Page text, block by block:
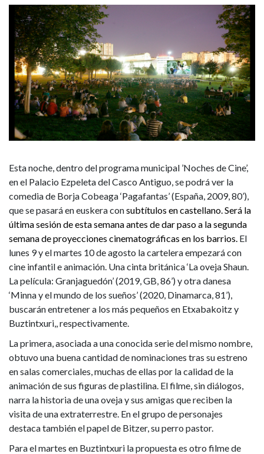
como
contexto,
dan
inicio
a
la
segunda
semana
de
‘Noches
de
Cine’
Esta noche, dentro del programa municipal ’Noches de Cine’,
en el Palacio Ezpeleta del Casco Antiguo, se podrá ver la
comedia de Borja Cobeaga ‘Pagafantas’ (España, 2009, 80’),
que se pasará en euskera consubtítulos en castellano. Será la
última sesión de esta semana antes de dar paso a la segunda
semana de proyecciones cinematográficas en los barrios. El
lunes 9 y el martes 10 de agosto la cartelera empezará con
cine infantil e animación. Una cinta británica ‘La oveja Shaun.
La película: Granjaguedón’ (2019, GB, 86’) y otra danesa
‘Minna y el mundo de los sueños’ (2020, Dinamarca, 81’),
buscarán entretener a los más pequeños en Etxabakoitz y
Buztintxuri,, respectivamente.
La primera, asociada a una conocida serie del mismo nombre,
obtuvo una buena cantidad de nominaciones tras su estreno
en salas comerciales, muchas de ellas por la calidad de la
animación de sus figuras de plastilina. El filme, sin diálogos,
narra la historia de una oveja y sus amigas que reciben la
visita de una extraterrestre. En el grupo de personajes
destaca también el papel de Bitzer, su perro pastor.
Para el martes en Buztintxuri la propuesta es otro filme de